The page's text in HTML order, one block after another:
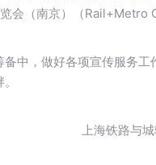
会（南京）（Rail+Metro
中，做好各项宣传服务工
上海铁路与